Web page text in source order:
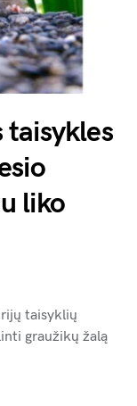
taisykles
liko
taisyklių
graužikų žalą